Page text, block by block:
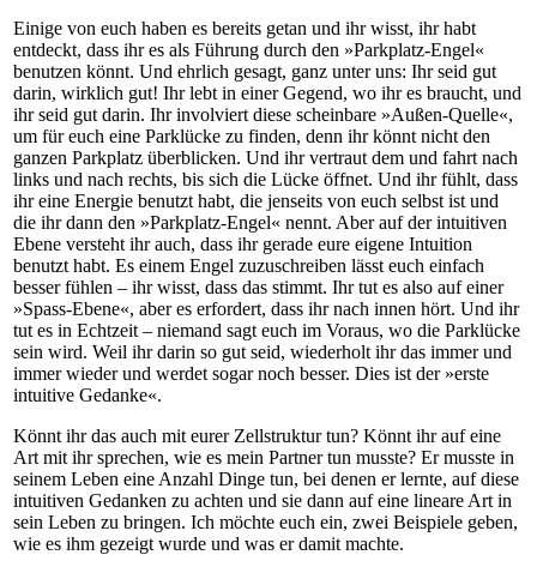
Einige von euch haben es bereits getan und ihr wisst, ihr habt
entdeckt, dass ihr es als Führung durch den »Parkplatz-Engel«
benutzen könnt. Und ehrlich gesagt, ganz unter uns: Ihr seid gut
darin, wirklich gut! Ihr lebt in einer Gegend, wo ihr es braucht, und
ihr seid gut darin. Ihr involviert diese scheinbare »Außen-Quelle«,
um für euch eine Parklücke zu finden, denn ihr könnt nicht den
ganzen Parkplatz überblicken. Und ihr vertraut dem und fahrt nach
links und nach rechts, bis sich die Lücke öffnet. Und ihr fühlt, dass
ihr eine Energie benutzt habt, die jenseits von euch selbst ist und
die ihr dann den »Parkplatz-Engel« nennt. Aber auf der intuitiven
Ebene versteht ihr auch, dass ihr gerade eure eigene Intuition
benutzt habt. Es einem Engel zuzuschreiben lässt euch einfach
besser fühlen – ihr wisst, dass das stimmt. Ihr tut es also auf einer
»Spass-Ebene«, aber es erfordert, dass ihr nach innen hört. Und ihr
tut es in Echtzeit – niemand sagt euch im Voraus, wo die Parklücke
sein wird. Weil ihr darin so gut seid, wiederholt ihr das immer und
immer wieder und werdet sogar noch besser. Dies ist der »erste
intuitive Gedanke«.
Könnt ihr das auch mit eurer Zellstruktur tun? Könnt ihr auf eine
Art mit ihr sprechen, wie es mein Partner tun musste? Er musste in
seinem Leben eine Anzahl Dinge tun, bei denen er lernte, auf diese
intuitiven Gedanken zu achten und sie dann auf eine lineare Art in
sein Leben zu bringen. Ich möchte euch ein, zwei Beispiele geben,
wie es ihm gezeigt wurde und was er damit machte.